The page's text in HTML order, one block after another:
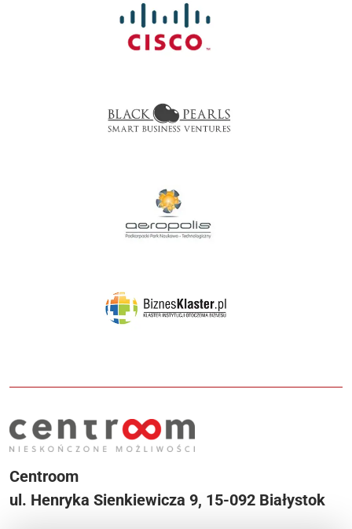
Centroom
ul. Henryka Sienkiewicza 9, 15-092 Białystok